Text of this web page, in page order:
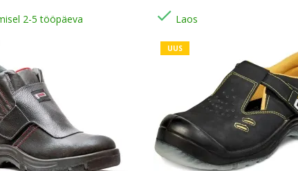
2-5 tööpäeva  Laos
UUS